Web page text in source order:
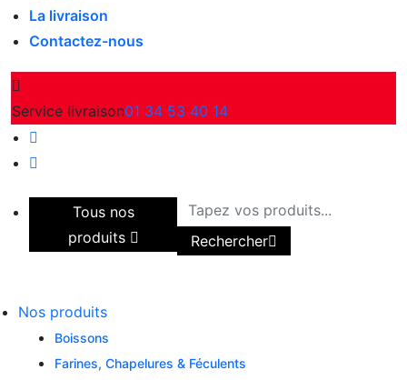
La livraison
Contactez-nous
Service livraison01 34 53 40 14
Tous nos
produits
Rechercher
Nos produits
Boissons
Farines, Chapelures & Féculents